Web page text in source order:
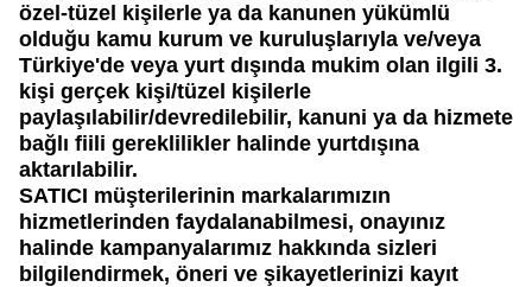
özel-tüzel kişilerle ya da kanunen yükümlü
olduğu kamu kurum ve kuruluşlarıyla ve/veya
Türkiye'de veya yurt dışında mukim olan ilgili 3.
kişi gerçek kişi/tüzel kişilerle
paylaşılabilir/devredilebilir, kanuni ya da hizmete
bağlı fiili gereklilikler halinde yurtdışına
aktarılabilir.
SATICI müşterilerinin markalarımızın
hizmetlerinden faydalanabilmesi, onayınız
halinde kampanyalarımız hakkında sizleri
bilgilendirmek, öneri ve şikayetlerinizi kayıt